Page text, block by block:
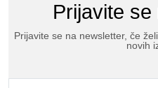
Prijavite
Prijavite se na newsletter, če
novih